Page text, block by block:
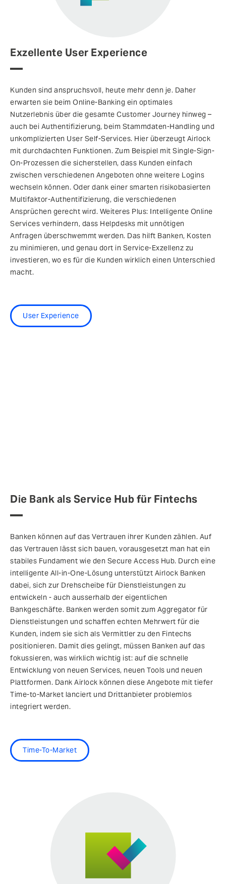
Exzellente User Experience
Kunden sind anspruchsvoll, heute mehr denn je. Daher
erwarten sie beim Online-Banking ein optimales
Nutzerlebnis über die gesamte Customer Journey hinweg –
auch bei Authentifizierung, beim Stammdaten-Handling und
unkomplizierten User Self-Services. Hier überzeugt Airlock
mit durchdachten Funktionen. Zum Beispiel mit Single-Sign-
On-Prozessen die sicherstellen, dass Kunden einfach
zwischen verschiedenen Angeboten ohne weitere Logins
wechseln können. Oder dank einer smarten risikobasierten
Multifaktor-Authentifizierung, die verschiedenen
Ansprüchen gerecht wird. Weiteres Plus: Intelligente Online
Services verhindern, dass Helpdesks mit unnötigen
Anfragen überschwemmt werden. Das hilft Banken, Kosten
zu minimieren, und genau dort in Service-Exzellenz zu
investieren, wo es für die Kunden wirklich einen Unterschied
macht.
User Experience
Die Bank als Service Hub für Fintechs
Banken können auf das Vertrauen ihrer Kunden zählen. Auf
das Vertrauen lässt sich bauen, vorausgesetzt man hat ein
stabiles Fundament wie den Secure Access Hub. Durch eine
intelligente All-in-One-Lösung unterstützt Airlock Banken
dabei, sich zur Drehscheibe für Dienstleistungen zu
entwickeln - auch ausserhalb der eigentlichen
Bankgeschäfte. Banken werden somit zum Aggregator für
Dienstleistungen und schaffen echten Mehrwert für die
Kunden, indem sie sich als Vermittler zu den Fintechs
positionieren. Damit dies gelingt, müssen Banken auf das
fokussieren, was wirklich wichtig ist: auf die schnelle
Entwicklung von neuen Services, neuen Tools und neuen
Plattformen. Dank Airlock können diese Angebote mit tiefer
Time-to-Market lanciert und Drittanbieter problemlos
integriert werden.
Time-To-Market